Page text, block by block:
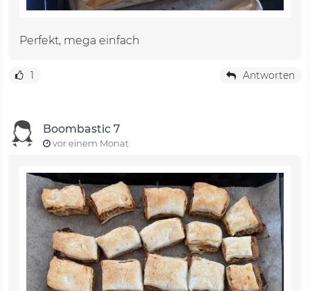
Perfekt, mega einfach
1 Antworten
Boombastic 7
vor einem Monat